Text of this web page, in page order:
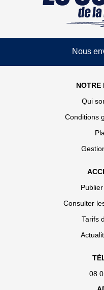
Nous
NOTRE
Qui
Conditions
Consulter
Tarifs
08